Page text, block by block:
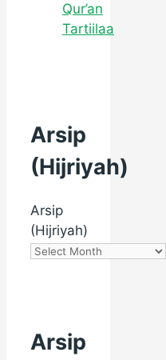
Qur’an
Tartiilaa
Arsip
(Hijriyah)
Arsip
(Hijriyah)
Arsip